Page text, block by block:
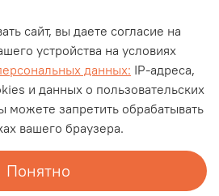
компании
Контакты
и доставка
кабинет
Документы
сайт, вы даете согласие на
устройства на условиях
данных: IP-адреса,
и данных о пользовательских
можете запретить обрабатывать
вашего браузера.
Понятно